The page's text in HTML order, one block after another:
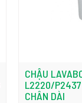
CHẬU
L2220/P2437
CHÂN DÀI